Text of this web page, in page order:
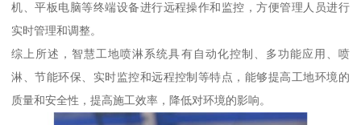
机、平板电脑等终端设备进行远程操作和监控，方便管理人员进行
实时管理和调整。
综上所述，智慧工地喷淋系统具有自动化控制、多功能应用、喷
淋、节能环保、实时监控和远程控制等特点，能够提高工地环境的
质量和安全性，提高施工效率，降低对环境的影响。